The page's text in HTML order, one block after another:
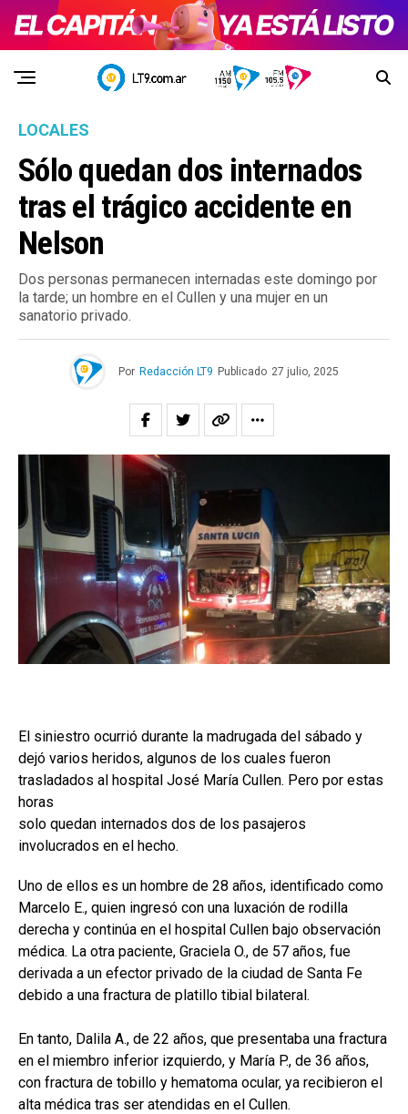
LOCALES
Sólo quedan dos internados
tras el trágico accidente en
Nelson
Dos personas permanecen internadas este domingo por
la tarde; un hombre en el Cullen y una mujer en un
sanatorio privado.
Por Redacción LT9 Publicado 27 julio, 2025
El siniestro ocurrió durante la madrugada del sábado y
dejó varios heridos, algunos de los cuales fueron
trasladados al hospital José María Cullen. Pero por estas
horas
solo quedan internados dos de los pasajeros
involucrados en el hecho.
Uno de ellos es un hombre de 28 años, identificado como
Marcelo E., quien ingresó con una luxación de rodilla
derecha y continúa en el hospital Cullen bajo observación
médica. La otra paciente, Graciela O., de 57 años, fue
derivada a un efector privado de la ciudad de Santa Fe
debido a una fractura de platillo tibial bilateral.
En tanto, Dalila A., de 22 años, que presentaba una fractura
en el miembro inferior izquierdo, y María P., de 36 años,
con fractura de tobillo y hematoma ocular, ya recibieron el
alta médica tras ser atendidas en el Cullen.